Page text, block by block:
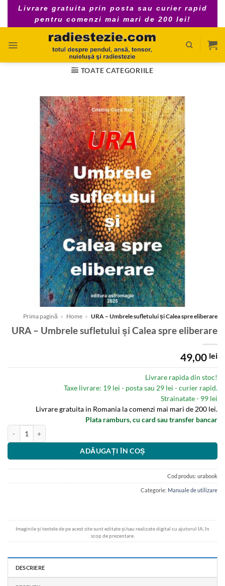
content
Livrare gratuita prin posta sau curier rapid
pentru comenzi mai mari de 200 lei!
TOATE CATEGORIILE
Prima pagină » Home » URA – Umbrele sufletului și Calea spre eliberare
URA – Umbrele sufletului și Calea spre eliberare
49,00 lei
Livrare rapida din stoc!
Taxe livrare: 19 lei - posta sau 29 lei - curier rapid.
Strainatate - 99 lei
Livrare gratuita in Romania la comenzi mai mari de 200 lei.
Plata ramburs, cu card sau transfer bancar
ADĂUGAȚI ÎN COȘ
Cod produs: urabook
Categorie: Manuale de utilizare
Imaginile și textele de pe acest site sunt editate și/sau realizate digital cu ajutorul IA, în
scop de prezentare.
DESCRIERE